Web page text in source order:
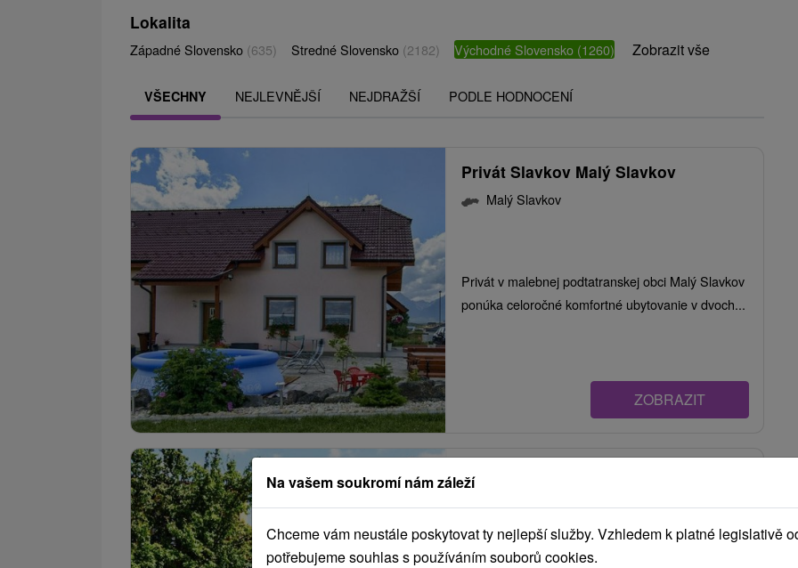
Lokalita
Západné Slovensko (635) Stredné Slovensko (2182) Východné Slovensko (1260) Zobrazit vše
VŠECHNY NEJLEVNĚJŠÍ NEJDRAŽŠÍ PODLE HODNOCENÍ
Privát Slavkov Malý Slavkov
Malý Slavkov
Privát v malebnej podtatranskej obci Malý Slavkov
ponúka celoročné komfortné ubytovanie v dvoch...
ZOBRAZIT
Privát Horec Malý Slavkov
Na vašem soukromí nám záleží
Chceme vám neustále poskytovat ty nejlepší služby. Vzhledem k platné legislativě
potřebujeme souhlas s používáním souborů cookies.